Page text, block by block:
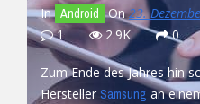
In Android On23.
1
2.9K 0
Zum Ende des Jahres hin
HerstellerSamsung an